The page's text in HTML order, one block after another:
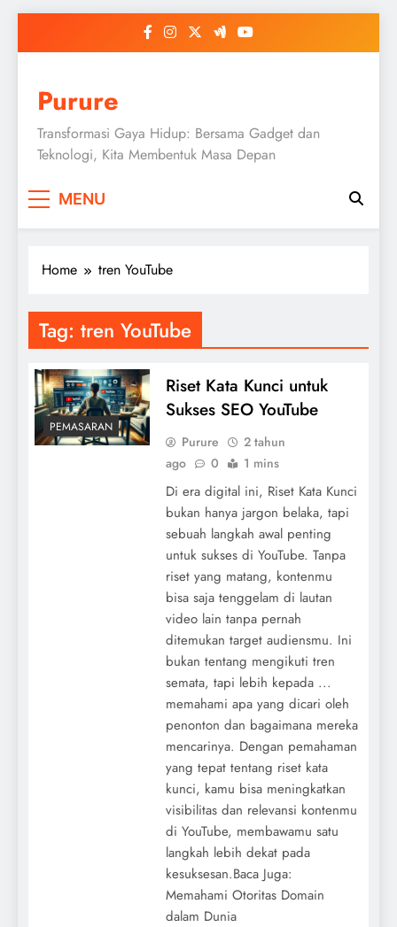
Purure
Transformasi Gaya Hidup: Bersama Gadget dan
Teknologi, Kita Membentuk Masa Depan
MENU
Home tren YouTube
Tag: tren YouTube
PEMASARAN
Riset Kata Kunci untuk
Sukses SEO YouTube
Purure
2 tahun
ago
0 1 mins
Di era digital ini, Riset Kata Kunci
bukan hanya jargon belaka, tapi
sebuah langkah awal penting
untuk sukses di YouTube. Tanpa
riset yang matang, kontenmu
bisa saja tenggelam di lautan
video lain tanpa pernah
ditemukan target audiensmu. Ini
bukan tentang mengikuti tren
semata, tapi lebih kepada ...
memahami apa yang dicari oleh
penonton dan bagaimana mereka
mencarinya. Dengan pemahaman
yang tepat tentang riset kata
kunci, kamu bisa meningkatkan
visibilitas dan relevansi kontenmu
di YouTube, membawamu satu
langkah lebih dekat pada
kesuksesan.Baca Juga:
Memahami Otoritas Domain
dalam Dunia